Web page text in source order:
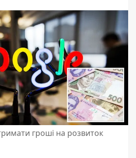
гроші на розвиток